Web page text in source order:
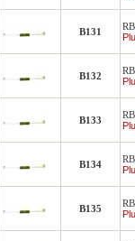
B131
B132
B133
B134
B135